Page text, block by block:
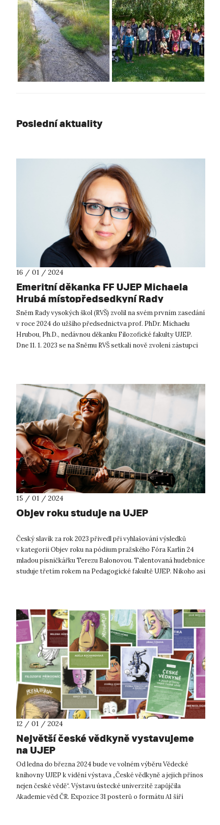
Poslední aktuality
16 / 01 / 2024
Emeritní děkanka FF UJEP Michaela
Hrubá místopředsedkyní Rady
vysokých škol
Sněm Rady vysokých škol (RVŠ) zvolil na svém prvním zasedání
v roce 2024 do užšího předsednictva prof. PhDr. Michaelu
Hrubou, Ph.D., nedávnou děkanku Filozofické fakulty UJEP.
Dne 11. 1. 2023 se na Sněmu RVŠ setkali nově zvolení zástupci
15 / 01 / 2024
Objev roku studuje na UJEP
Český slavík za rok 2023 přivedl při vyhlašování výsledků
v kategorii Objev roku na pódium pražského Fóra Karlín 24
mladou písničkářku Terezu Balonovou. Talentovaná hudebnice
studuje třetím rokem na Pedagogické fakultě UJEP. Nikoho asi
12 / 01 / 2024
Největší české vědkyně vystavujeme
na UJEP
Od ledna do března 2024 bude ve volném výběru Vědecké
knihovny UJEP k vidění výstava „České vědkyně a jejich přínos
nejen české vědě“. Výstavu ústecké univerzitě zapůjčila
Akademie věd ČR. Expozice 31 posterů o formátu A1 šíří